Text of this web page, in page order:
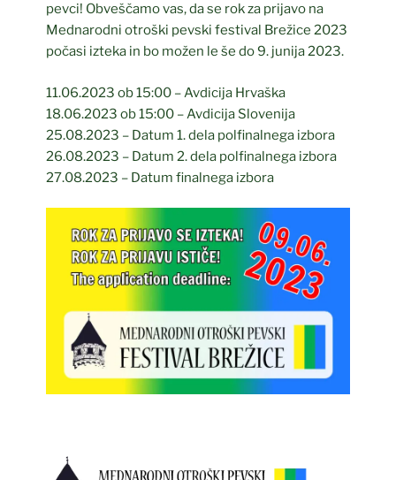
pevci! Obveščamo vas, da se rok za prijavo na
Mednarodni otroški pevski festival Brežice 2023
počasi izteka in bo možen le še do 9. junija 2023.
11.06.2023 ob 15:00 – Avdicija Hrvaška
18.06.2023 ob 15:00 – Avdicija Slovenija
25.08.2023 – Datum 1. dela polfinalnega izbora
26.08.2023 – Datum 2. dela polfinalnega izbora
27.08.2023 – Datum finalnega izbora